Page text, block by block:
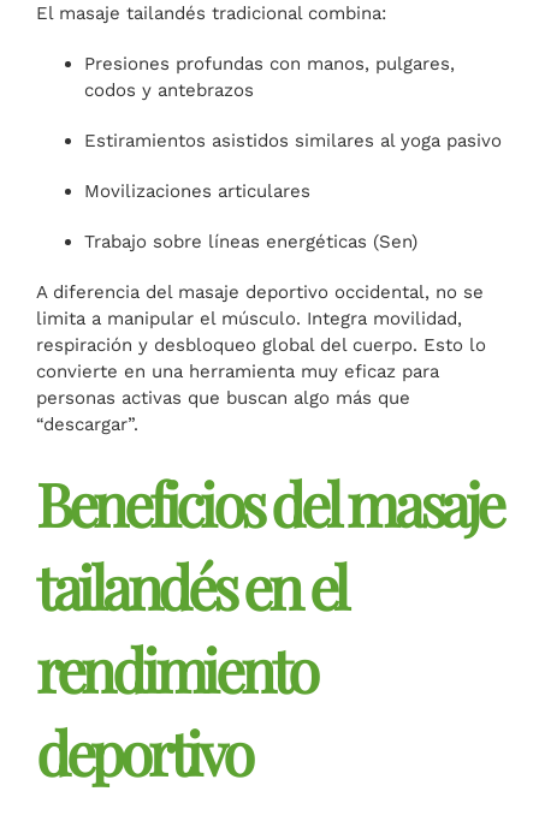
El masaje tailandés tradicional combina:
Presiones profundas con manos, pulgares,
codos y antebrazos
Estiramientos asistidos similares al yoga pasivo
Movilizaciones articulares
Trabajo sobre líneas energéticas (Sen)
A diferencia del masaje deportivo occidental, no se
limita a manipular el músculo. Integra movilidad,
respiración y desbloqueo global del cuerpo. Esto lo
convierte en una herramienta muy eficaz para
personas activas que buscan algo más que
“descargar”.
Beneficios del masaje
tailandés en el
rendimiento
deportivo